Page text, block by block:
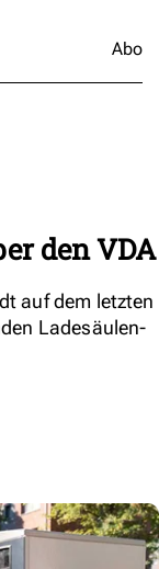
Abo
den VDA
auf dem letzten
Ladesäulen-